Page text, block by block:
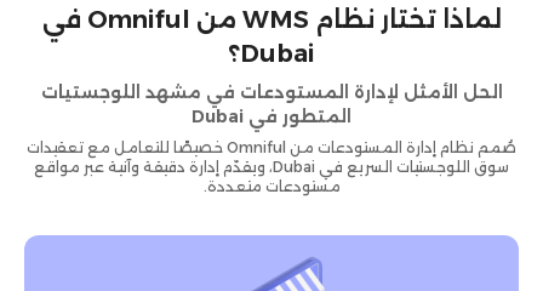
لماذا تختار نظام WMS من Omniful في
Dubai؟
الحل الأمثل لإدارة المستودعات في مشهد اللوجستيات
المتطور في Dubai
صُمم نظام إدارة المستودعات من Omniful خصيصًا للتعامل مع تعقيدات
سوق اللوجستيات السريع في Dubai، ويقدّم إدارة دقيقة وآنية عبر مواقع
مستودعات متعددة.